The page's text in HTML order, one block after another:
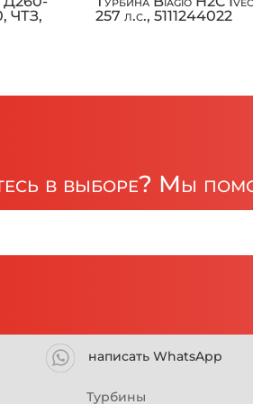
ЧТЗ,
257 л.с., 5111244022
в выборе? Мы
написать WhatsApp
Турбины